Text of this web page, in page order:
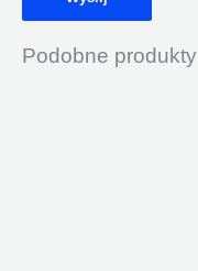
Podobne produkty